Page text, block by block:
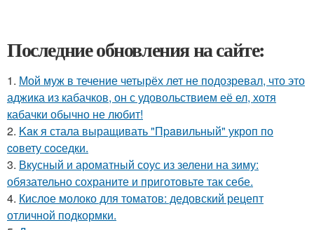
Последние обновления на сайте:
1. Мой муж в течение четырёх лет не подозревал, что это
аджика из кабачков, он с удовольствием её ел, хотя
кабачки обычно не любит!
2. Kaк я стала выращивать "Пpaвильный" укроп по
coвету сocедки.
3. Вкусный и ароматный соус из зелени на зиму:
обязательно сохраните и приготовьте так себе.
4. Кислое молоко для томатов: дедовский рецепт
отличной подкормки.